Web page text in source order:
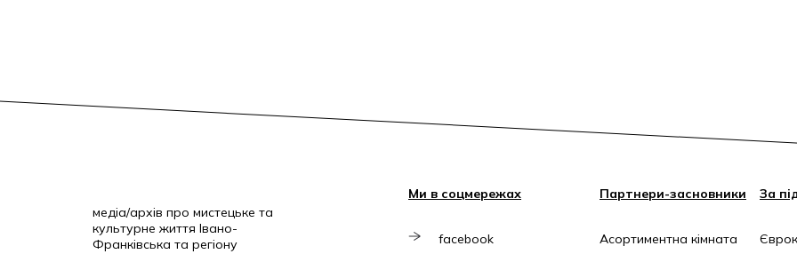
медіа/архів про мистецьке та
культурне життя Івано-
Франківська та регіону
Ми в соцмережах
facebook
Партнери-засновники
Асортиментна кімната
За